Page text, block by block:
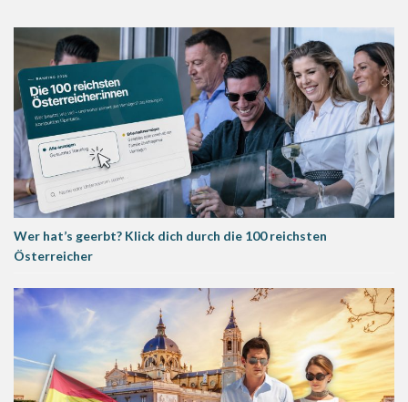
Wer hat’s geerbt? Klick dich durch die 100 reichsten
Österreicher